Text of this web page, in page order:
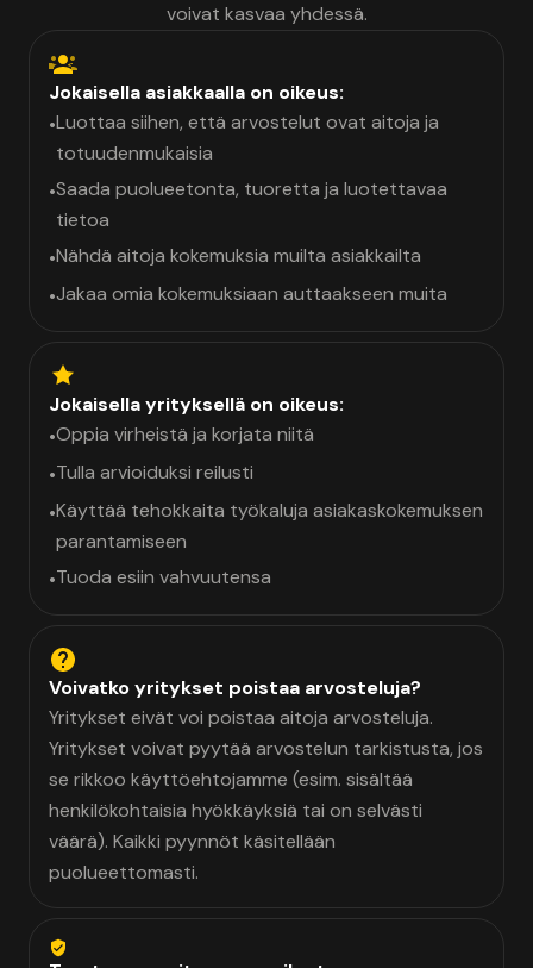
voivat kasvaa yhdessä.
Jokaisella asiakkaalla on oikeus:
•Luottaa siihen, että arvostelut ovat aitoja ja
totuudenmukaisia
•Saada puolueetonta, tuoretta ja luotettavaa
tietoa
•Nähdä aitoja kokemuksia muilta asiakkailta
•Jakaa omia kokemuksiaan auttaakseen muita
Jokaisella yrityksellä on oikeus:
•Oppia virheistä ja korjata niitä
•Tulla arvioiduksi reilusti
•Käyttää tehokkaita työkaluja asiakaskokemuksen
parantamiseen
•Tuoda esiin vahvuutensa
Voivatko yritykset poistaa arvosteluja?
Yritykset eivät voi poistaa aitoja arvosteluja.
Yritykset voivat pyytää arvostelun tarkistusta, jos
se rikkoo käyttöehtojamme (esim. sisältää
henkilökohtaisia hyökkäyksiä tai on selvästi
väärä). Kaikki pyynnöt käsitellään
puolueettomasti.